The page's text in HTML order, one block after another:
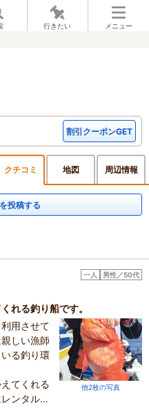
行きたい メニュー
割引クーポンGET
クチコミ 地図 周辺情報
投稿する
一人 男性／50代
れる釣り船です。
他2枚の写真
用させて
しい漁師
る釣り環
てくれる
ンタルタ